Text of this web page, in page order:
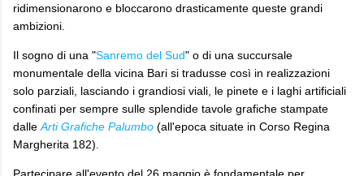
ridimensionarono e bloccarono drasticamente queste grandi
ambizioni.
Il sogno di una "Sanremo del Sud" o di una succursale
monumentale della vicina Bari si tradusse così in realizzazioni
solo parziali, lasciando i grandiosi viali, le pinete e i laghi artificiali
confinati per sempre sulle splendide tavole grafiche stampate
dalle Arti Grafiche Palumbo (all'epoca situate in Corso Regina
Margherita 182).